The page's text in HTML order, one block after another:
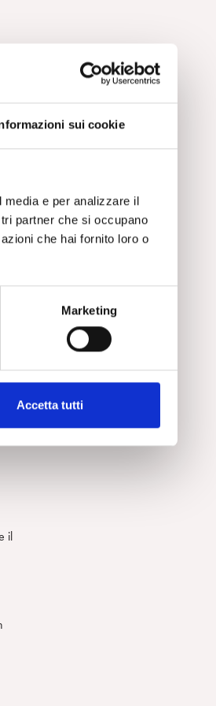
sui cookie
e per analizzare il
partner che si occupano
che hai fornito loro o
Marketing
Accetta tutti
il